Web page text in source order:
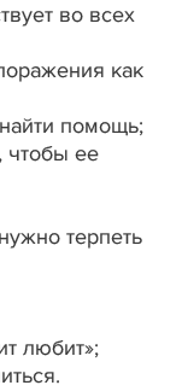
во всех
как
помощь;
чтобы ее
терпеть
любит»;